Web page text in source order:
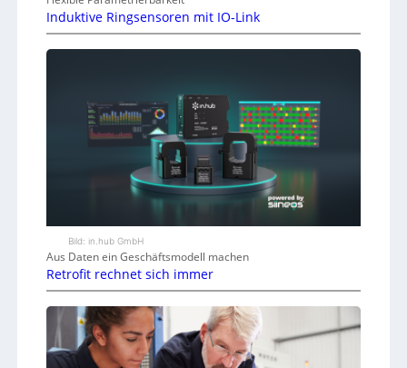
Induktive Ringsensoren mit IO-Link
Bild: in.hub GmbH
Aus Daten ein Geschäftsmodell machen
Retrofit rechnet sich immer